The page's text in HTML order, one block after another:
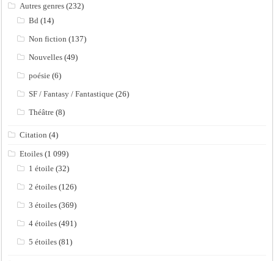
Autres genres (232)
Bd (14)
Non fiction (137)
Nouvelles (49)
poésie (6)
SF / Fantasy / Fantastique (26)
Théâtre (8)
Citation (4)
Etoiles (1 099)
1 étoile (32)
2 étoiles (126)
3 étoiles (369)
4 étoiles (491)
5 étoiles (81)